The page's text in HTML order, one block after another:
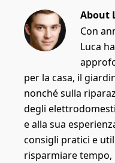
About
Con
Luca
per la casa, il
nonché sulla
degli
e alla sua
consigli pratici e
risparmiare tempo,